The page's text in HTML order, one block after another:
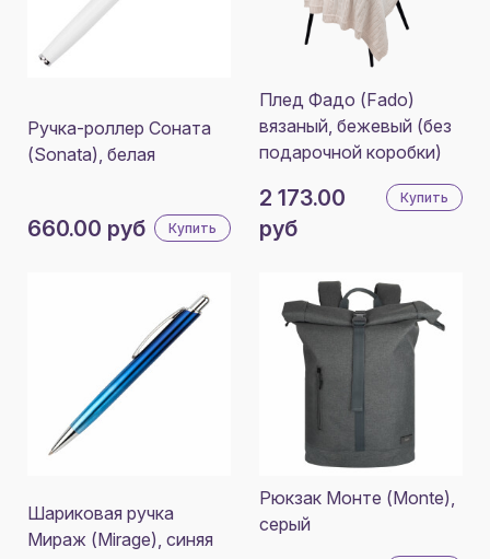
Ручка-роллер Соната
(Sonata), белая
660.00 руб Купить
Плед Фадо (Fado)
вязаный, бежевый (без
подарочной коробки)
2 173.00
руб
Купить
Шариковая ручка
Мираж (Mirage), синяя
Рюкзак Монте (Monte),
серый